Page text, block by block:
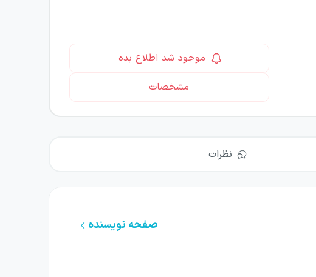
موجود شد اطلاع بده
مشخصات
نظرات
صفحه نویسنده